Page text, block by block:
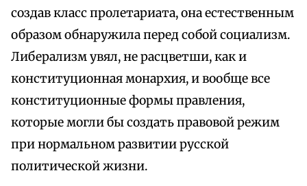
создав класс пролетариата, она естественным
образом обнаружила перед собой социализм.
Либерализм увял, не расцветши, как и
конституционная монархия, и вообще все
конституционные формы правления,
которые могли бы создать правовой режим
при нормальном развитии русской
политической жизни.